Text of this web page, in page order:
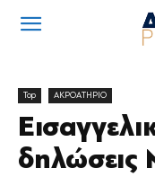
Top ΑΚΡΟΑΤΗΡΙΟ